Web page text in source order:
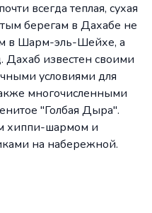
всегда теплая, сухая
берегам в Дахабе не
в Шарм-эль-Шейхе, а
Дахаб известен своими
условиями для
многочисленными
"Голбая Дыра".
хиппи-шармом и
на набережной.